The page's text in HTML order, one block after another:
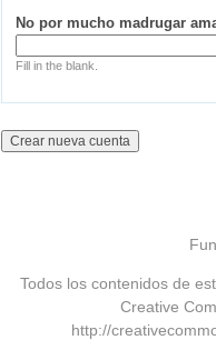
No por mucho madrugar
Fill in the blank.
Todos los contenidos de
Creative
http://